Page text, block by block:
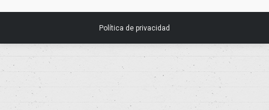
Política de privacidad